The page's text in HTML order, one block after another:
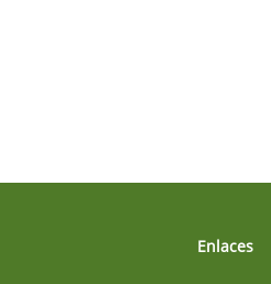
Enlaces